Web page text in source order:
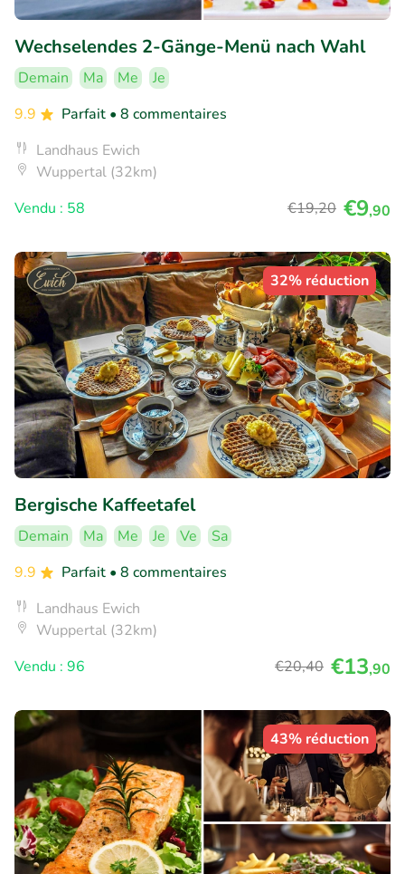
Wechselendes 2-Gänge-Menü nach Wahl
Demain Ma Me
Je
9.9
Parfait • 8 commentaires
Landhaus Ewich
Wuppertal (32km)
Vendu : 58
€19,20 €9,90
32% réduction
Bergische Kaffeetafel
Demain Ma Me Je Ve
Sa
9.9
Parfait • 8 commentaires
Landhaus Ewich
Wuppertal (32km)
Vendu : 96
€20,40 €13,90
43% réduction